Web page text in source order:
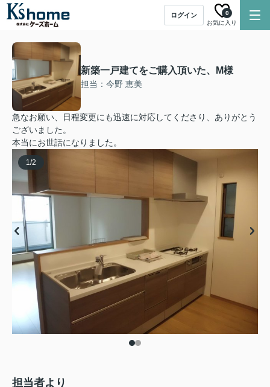
ログイン
お気に入り
0
新築一戸建てをご購入頂いた、M様
担当：今野 恵美
急なお願い、日程変更にも迅速に対応してくださり、ありがとう
ございました。
本当にお世話になりました。
1/2
担当者より